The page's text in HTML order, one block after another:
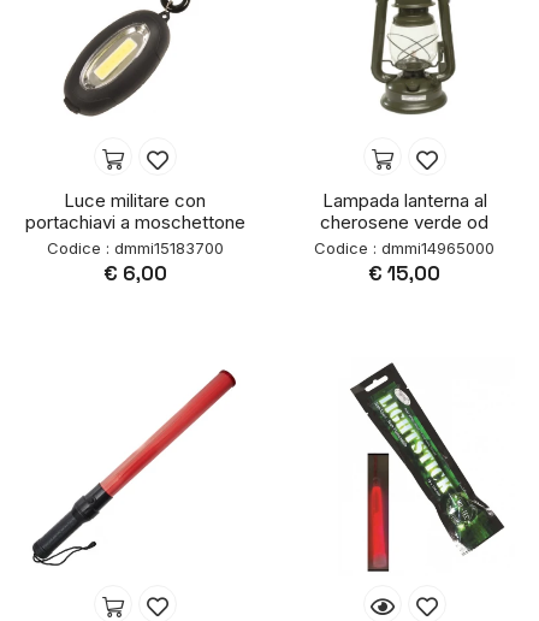
Luce militare con
portachiavi a moschettone
Codice : dmmi15183700
€ 6,00
Lampada lanterna al
cherosene verde od
Codice : dmmi14965000
€ 15,00